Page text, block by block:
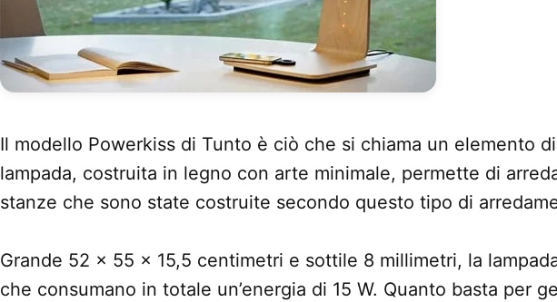
Il modello Powerkiss di Tunto è ciò che si chiama un elemento
lampada, costruita in legno con arte minimale, permette di
stanze che sono state costruite secondo questo tipo di
Grande 52 × 55 × 15,5 centimetri e sottile 8 millimetri, la
che consumano in totale un’energia di 15 W. Quanto basta per